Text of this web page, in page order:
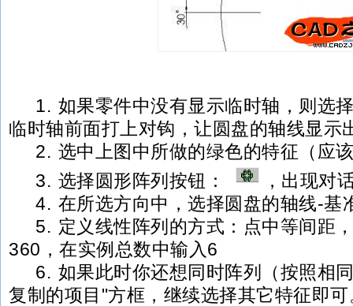
1. 如果零件中没有显示临时轴，则选
临时轴前面打上对钩，让圆盘的轴线显示
2. 选中上图中所做的绿色的特征（应
3. 选择圆形阵列按钮：
，出现对
4. 在所选方向中，选择圆盘的轴线-基
5. 定义线性阵列的方式：点中等间距
360，在实例总数中输入6
6. 如果此时你还想同时阵列（按照相
复制的项目"方框，继续选择其它特征即可